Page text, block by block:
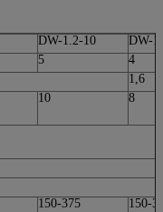
DW-1.2-10
DW-
5
4
1,6
10 8
150-375
150-